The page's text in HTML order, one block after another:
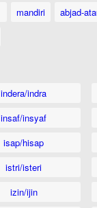
mandiri abjad-
indera/indra
insaf/insyaf
isap/hisap
istri/isteri
izin/ijin